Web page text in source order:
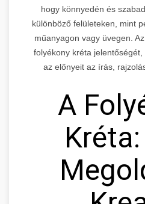
hogy könnyedén és
különböző felületeken, mint
műanyagon vagy üvegen.
folyékony kréta
az előnyeit az írás,
A